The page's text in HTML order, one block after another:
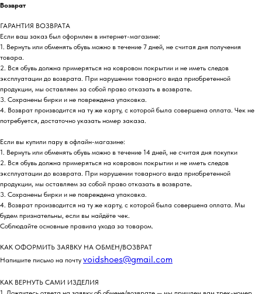
Возврат
ГАРАНТИЯ ВОЗВРАТА
Если ваш заказ был оформлен в интернет-магазине:
1. Вернуть или обменять обувь можно в течение 7 дней, не считая дня получения
товара.
2. Вся обувь должна примеряться на ковровом покрытии и не иметь следов
эксплуатации до возврата. При нарушении товарного вида приобретенной
продукции, мы оставляем за собой право отказать в возврате.
3. Сохранены бирки и не повреждена упаковка.
4. Возврат производится на ту же карту, с которой была совершена оплата. Чек не
потребуется, достаточно указать номер заказа.
Если вы купили пару в офлайн-магазине:
1. Вернуть или обменять обувь можно в течение 14 дней, не считая дня покупки
2. Вся обувь должна примеряться на ковровом покрытии и не иметь следов
эксплуатации до возврата. При нарушении товарного вида приобретенной
продукции, мы оставляем за собой право отказать в возврате.
3. Сохранены бирки и не повреждена упаковка.
4. Возврат производится на ту же карту, с которой была совершена оплата. Мы
будем признательны, если вы найдёте чек.
Соблюдайте основные правила ухода за товаром.
КАК ОФОРМИТЬ ЗАЯВКУ НА ОБМЕН/ВОЗВРАТ
Напишите письмо на почту voidshoes@gmail.com
КАК ВЕРНУТЬ САМИ ИЗДЕЛИЯ